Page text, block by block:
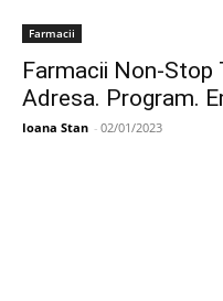
Farmacii
Farmacii Non-
Adresa. Program.
Ioana Stan - 02/01/2023